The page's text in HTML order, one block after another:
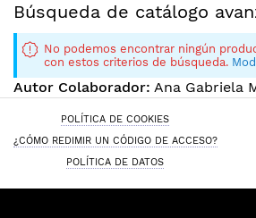
Búsqueda de catálogo
No podemos encontrar ningún
con estos criterios de búsqueda.
Autor Colaborador: Ana Gabriela
POLÍTICA DE COOKIES
¿CÓMO REDIMIR UN CÓDIGO DE ACCESO?
POLÍTICA DE DATOS